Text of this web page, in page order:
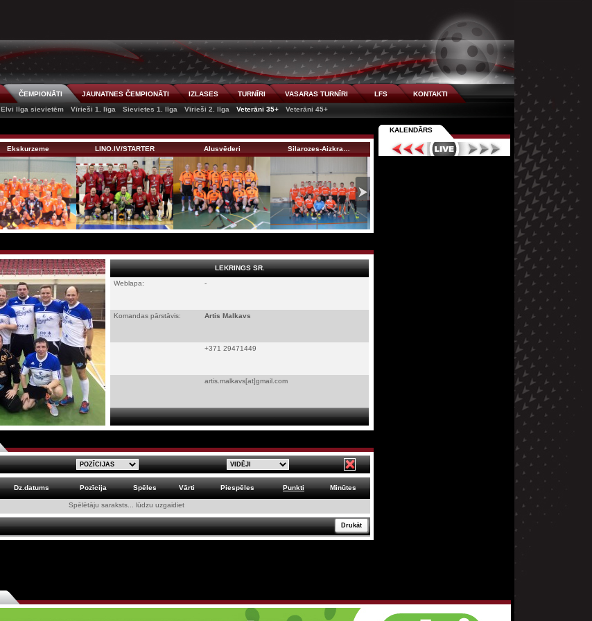
ČEMPIONĀTI JAUNATNES ČEMPIONĀTI IZLASES TURNĪRI VASARAS TURNĪRI LFS
KONTAKTI
Elvi līga sievietēm Vīrieši 1. līga Sievietes 1. līga Vīrieši 2. līga Veterāni 35+ Veterāni 45+
Ekskurzeme LINO.lV/STARTER Alusvēderi Silarozes-Aizkra… Rubene Smilšukastes
LEKRINGS SR.
Weblapa:
-
Komandas pārstāvis: Artis Malkavs
+371 29471449
artis.malkavs[at]gmail.com
Dz.datums Pozīcija Spēles Vārti Piespēles Punkti Minūtes
Spēlētāju saraksts... lūdzu uzgaidiet
Drukāt
KALENDĀRS